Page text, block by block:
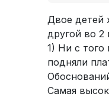
Двое детей
другой во 2
1) Ни с того
подняли
Самая